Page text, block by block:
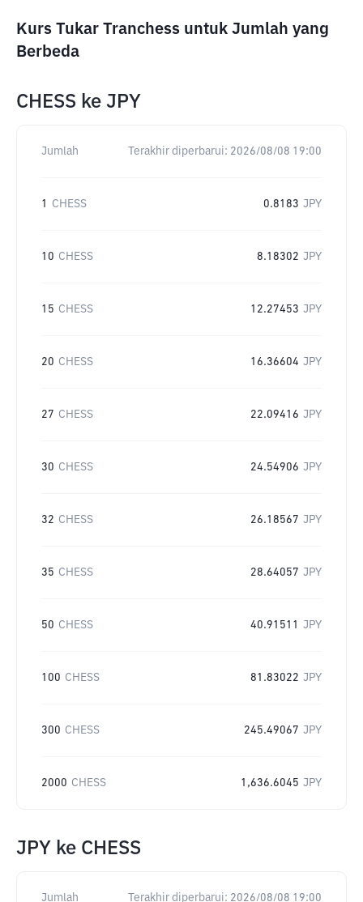
Kurs Tukar Tranchess untuk Jumlah yang
Berbeda
CHESS ke JPY
Jumlah Terakhir diperbarui: 2026/08/08 19:00
1 CHESS 0.8183 JPY
10 CHESS 8.18302 JPY
15 CHESS 12.27453 JPY
20 CHESS 16.36604 JPY
27 CHESS 22.09416 JPY
30 CHESS 24.54906 JPY
32 CHESS 26.18567 JPY
35 CHESS 28.64057 JPY
50 CHESS 40.91511 JPY
100 CHESS 81.83022 JPY
300 CHESS 245.49067 JPY
2000 CHESS 1,636.6045 JPY
JPY ke CHESS
Jumlah Terakhir diperbarui: 2026/08/08 19:00